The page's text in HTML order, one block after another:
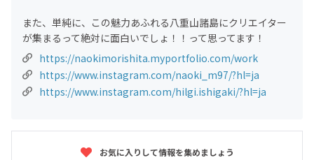
また、単純に、この魅力あふれる八重山諸島にクリエイター
が集まるって絶対に面白いでしょ！！って思ってます！
https://naokimorishita.myportfolio.com/work
https://www.instagram.com/naoki_m97/?hl=ja
https://www.instagram.com/hilgi.ishigaki/?hl=ja
お気に入りして情報を集めましょう